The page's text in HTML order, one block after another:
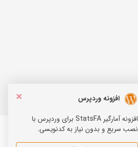
×
افزونه وردپرس
افزونه آمارگیر StatsFA برای وردپرس با
نصب سریع و بدون نیاز به کدنویسی.